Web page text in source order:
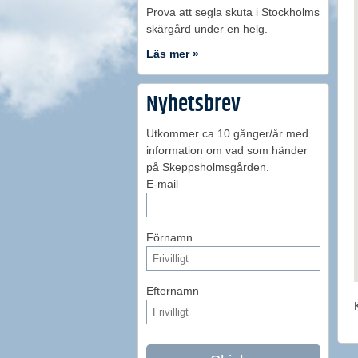
Prova att segla skuta i Stockholms
skärgård under en helg.
Läs mer »
Nyhetsbrev
Utkommer ca 10 gånger/år med
information om vad som händer
på Skeppsholmsgården.
E-mail
Förnamn
Efternamn